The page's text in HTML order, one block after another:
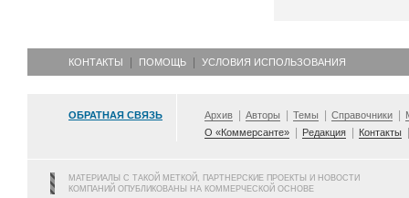
КОНТАКТЫ ПОМОЩЬ УСЛОВИЯ ИСПОЛЬЗОВАНИЯ
ОБРАТНАЯ СВЯЗЬ Архив Авторы Темы Справочники
О «Коммерсанте»
Редакция Контакты
МАТЕРИАЛЫ С ТАКОЙ МЕТКОЙ, ПАРТНЕРСКИЕ ПРОЕКТЫ И НОВОСТИ
КОМПАНИЙ ОПУБЛИКОВАНЫ НА КОММЕРЧЕСКОЙ ОСНОВЕ